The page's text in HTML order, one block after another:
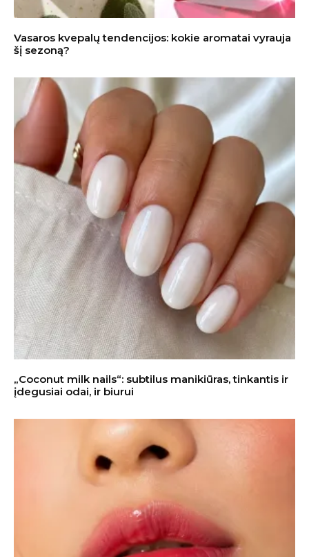
Vasaros kvepalų tendencijos: kokie aromatai vyrauja
šį sezoną?
„Coconut milk nails“: subtilus manikiūras, tinkantis ir
įdegusiai odai, ir biurui